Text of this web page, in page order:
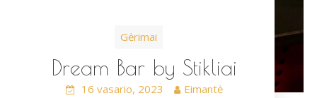
Gėrimai
Dream Bar by Stikliai
16 vasario, 2023
Eimantė